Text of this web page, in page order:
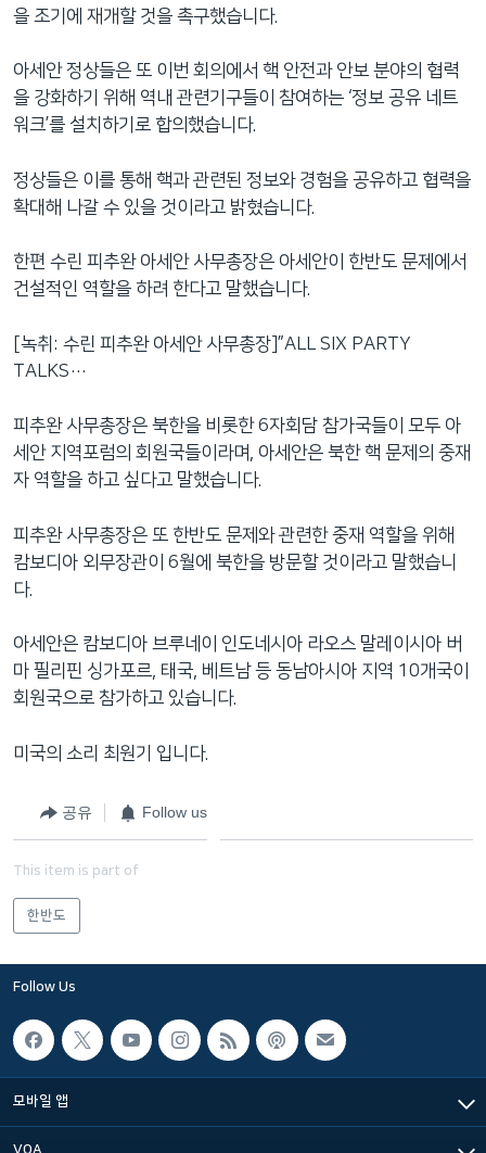
으
이
등
을 조기에 재개할 것을 촉구했습니다.
아세안 정상들은 또 이번 회의에서 핵 안전과 안보 분야의 협력
을 강화하기 위해 역내 관련기구들이 참여하는 ‘정보 공유 네트
워크’를 설치하기로 합의했습니다.
정상들은 이를 통해 핵과 관련된 정보와 경험을 공유하고 협력을
확대해 나갈 수 있을 것이라고 밝혔습니다.
한편 수린 피추완 아세안 사무총장은 아세안이 한반도 문제에서
건설적인 역할을 하려 한다고 말했습니다.
[녹취: 수린 피추완 아세안 사무총장]”ALL SIX PARTY
TALKS…
피추완 사무총장은 북한을 비롯한 6자회담 참가국들이 모두 아
세안 지역포럼의 회원국들이라며, 아세안은 북한 핵 문제의 중재
자 역할을 하고 싶다고 말했습니다.
피추완 사무총장은 또 한반도 문제와 관련한 중재 역할을 위해
캄보디아 외무장관이 6월에 북한을 방문할 것이라고 말했습니
다.
아세안은 캄보디아 브루네이 인도네시아 라오스 말레이시아 버
마 필리핀 싱가포르, 태국, 베트남 등 동남아시아 지역 10개국이
회원국으로 참가하고 있습니다.
미국의 소리 최원기 입니다.
공유 Follow us
This item is part of
한반도
Follow Us
모바일 앱
VOA